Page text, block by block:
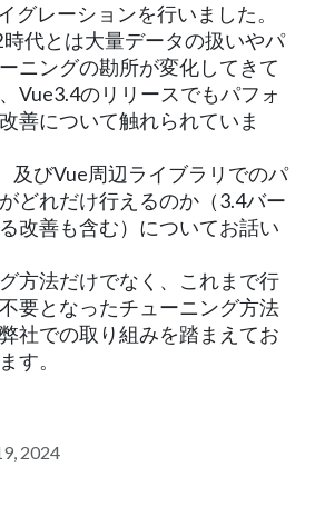
グレーションを行いました。
代とは大量データの扱いやパ
ニングの勘所が変化してきて
Vue3.4のリリースでもパフォ
善について触れられていま
及びVue周辺ライブラリでのパ
どれだけ行えるのか（3.4バー
改善も含む）についてお話い
方法だけでなく、これまで行
要となったチューニング方法
社での取り組みを踏まえてお
す。
2024